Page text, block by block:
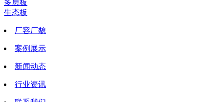
多层板
生态板
厂容厂貌
案例展示
新闻动态
行业资讯